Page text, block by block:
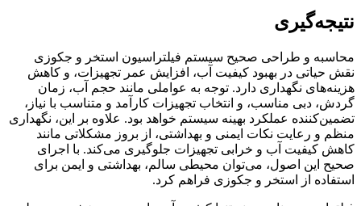
نتیجه‌گیری
محاسبه و طراحی صحیح سیستم فیلتراسیون استخر و جکوزی
نقش حیاتی در بهبود کیفیت آب، افزایش عمر تجهیزات، و کاهش
هزینه‌های نگهداری دارد. توجه به عواملی مانند حجم آب، زمان
گردش، دبی مناسب، و انتخاب تجهیزات کارآمد و متناسب با نیاز،
تضمین‌کننده عملکرد بهینه سیستم خواهد بود. علاوه بر این، نگهداری
منظم و رعایت نکات ایمنی و بهداشتی، از بروز مشکلاتی مانند
کاهش کیفیت آب و خرابی تجهیزات جلوگیری می‌کند. با اجرای
صحیح این اصول، می‌توان محیطی سالم، بهداشتی و ایمن برای
استفاده از استخر و جکوزی فراهم کرد.